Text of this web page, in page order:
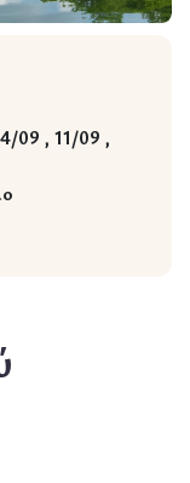
09 , 11/09 ,